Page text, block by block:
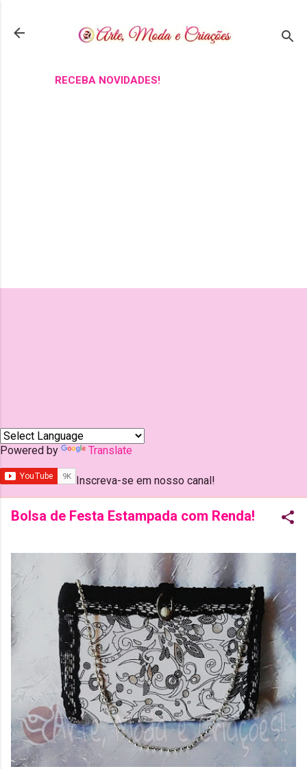
RECEBA NOVIDADES!
Powered by Translate
Inscreva-se em nosso canal!
Bolsa de Festa Estampada com Renda!